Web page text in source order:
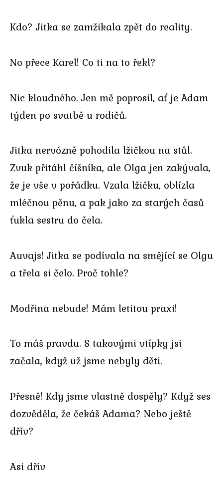
Kdo? Jitka se zamžikala zpět do reality.
No přece Karel! Co ti na to řekl?
Nic kloudného. Jen mě poprosil, ať je Adam
týden po svatbě u rodičů.
Jitka nervózně pohodila lžičkou na stůl.
Zvuk přitáhl číšníka, ale Olga jen zakývala,
že je vše v pořádku. Vzala lžičku, oblízla
mléčnou pěnu, a pak jako za starých časů
ťukla sestru do čela.
Auvajs! Jitka se podívala na smějící se Olgu
a třela si čelo. Proč tohle?
Modřina nebude! Mám letitou praxi!
To máš pravdu. S takovými vtípky jsi
začala, když už jsme nebyly děti.
Přesně! Kdy jsme vlastně dospěly? Když ses
dozvěděla, že čekáš Adama? Nebo ještě
dřív?
Asi dřív